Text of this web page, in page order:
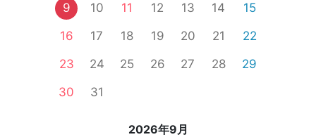
9
10 11 12 13 14
15
16
17 18 19 20 21
22
23
24 25 26 27 28
29
30
31
2026年9月